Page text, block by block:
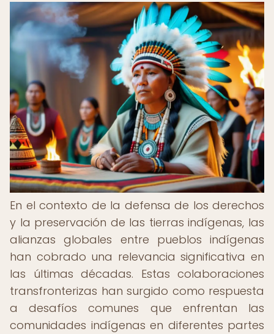
En el contexto de la defensa de los derechos
y la preservación de las tierras indígenas, las
alianzas globales entre pueblos indígenas
han cobrado una relevancia significativa en
las últimas décadas. Estas colaboraciones
transfronterizas han surgido como respuesta
a desafíos comunes que enfrentan las
comunidades indígenas en diferentes partes